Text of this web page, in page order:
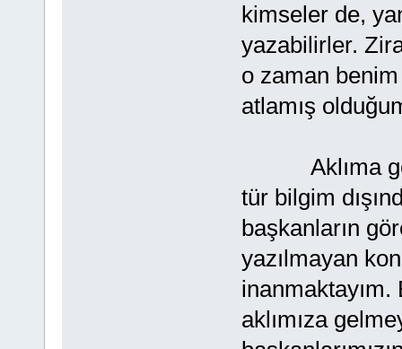
kimseler de,
yazabilirler. Zira
o zaman benim
atlamış
Aklıma
tür bilgim
başkanların
yazılmayan
aklımıza